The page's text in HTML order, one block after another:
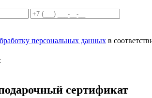
персональных данных в
сертификат